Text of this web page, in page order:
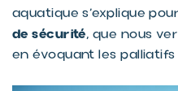
aquatique s’explique pour
de sécurité, que nous
en évoquant les